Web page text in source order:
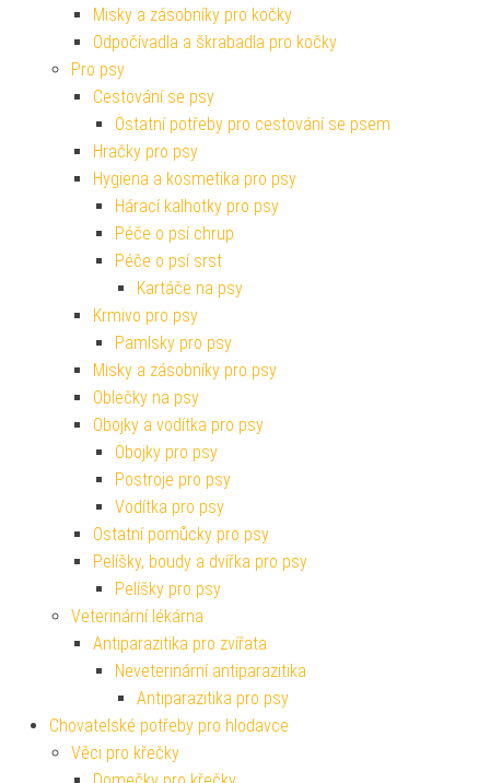
Misky a zásobníky pro kočky
Odpočívadla a škrabadla pro kočky
Pro psy
Cestování se psy
Ostatní potřeby pro cestování se psem
Hračky pro psy
Hygiena a kosmetika pro psy
Hárací kalhotky pro psy
Péče o psí chrup
Péče o psí srst
Kartáče na psy
Krmivo pro psy
Pamlsky pro psy
Misky a zásobníky pro psy
Oblečky na psy
Obojky a vodítka pro psy
Obojky pro psy
Postroje pro psy
Vodítka pro psy
Ostatní pomůcky pro psy
Pelíšky, boudy a dvířka pro psy
Pelíšky pro psy
Veterinární lékárna
Antiparazitika pro zvířata
Neveterinární antiparazitika
Antiparazitika pro psy
Chovatelské potřeby pro hlodavce
Věci pro křečky